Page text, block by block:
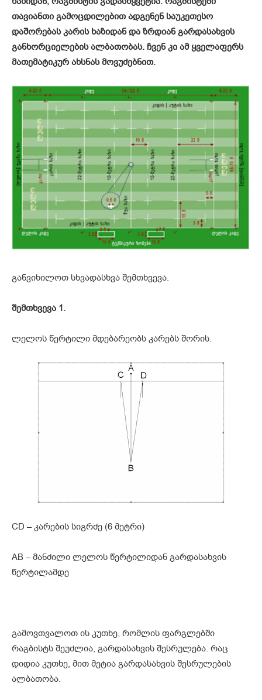
თავიანთი გამოცდილებით ადგენენ საუკეთესო
დაშორებას კარის ხაზიდან და ზრდიან გარდასახვის
განხორციელების ალბათობას. ჩვენ კი ამ ყველაფერს
მათემატიკურ ახსნას მოვუძებნით.
განვიხილოთ სხვადასხვა შემთხვევა.
შემთხვევა 1.
ლელოს წერტილი მდებარეობს კარებს შორის.
CD – კარების სიგრძე (6 მეტრი)
AB – მანძილი ლელოს წერტილიდან გარდასახვის
წერტილამდე
გამოვთვალოთ ის კუთხე, რომლის ფარგლებში
რაგბისტს შეუძლია, გარდასახვის შესრულება. რაც
დიდია კუთხე, მით მეტია გარდასახვის შესრულების
ალბათობა.